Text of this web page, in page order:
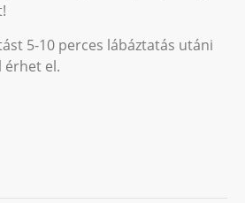
5-10 perces lábáztatás utáni
érhet el.